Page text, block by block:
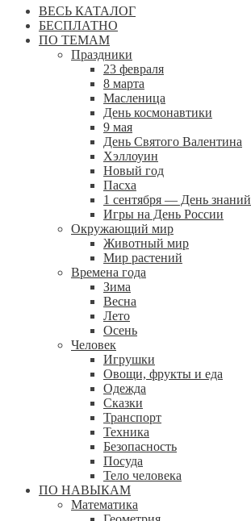
ВЕСЬ КАТАЛОГ
БЕСПЛАТНО
ПО ТЕМАМ
Праздники
23 февраля
8 марта
Масленица
День космонавтики
9 мая
День Святого Валентина
Хэллоуин
Новый год
Пасха
1 сентября — День знаний
Игры на День России
Окружающий мир
Животный мир
Мир растений
Времена года
Зима
Весна
Лето
Осень
Человек
Игрушки
Овощи, фрукты и еда
Одежда
Сказки
Транспорт
Техника
Безопасность
Посуда
Тело человека
ПО НАВЫКАМ
Математика